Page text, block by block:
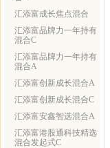
汇添富成长焦点混合
汇添富品牌力一年持有
混合C
汇添富品牌力一年持有
混合A
汇添富创新成长混合A
汇添富创新成长混合C
汇添富安鑫智选混合A
汇添富港股通科技精选
混合发起式C